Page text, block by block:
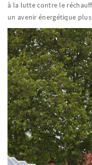
à la lutte contre le
un avenir énergétique